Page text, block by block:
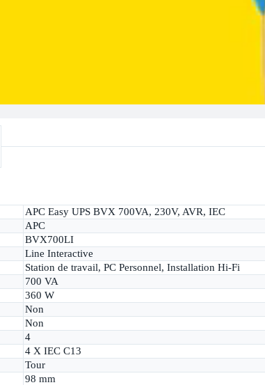
APC Easy UPS BVX 700VA, 230V, AVR, IEC
APC
BVX700LI
Line Interactive
Station de travail, PC Personnel, Installation Hi-Fi
700 VA
360 W
Non
Non
4
4 X IEC C13
Tour
98 mm